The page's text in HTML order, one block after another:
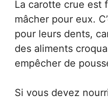
La carotte crue est
mâcher pour eux.
pour leurs dents,
des aliments
empêcher de
Si vous devez